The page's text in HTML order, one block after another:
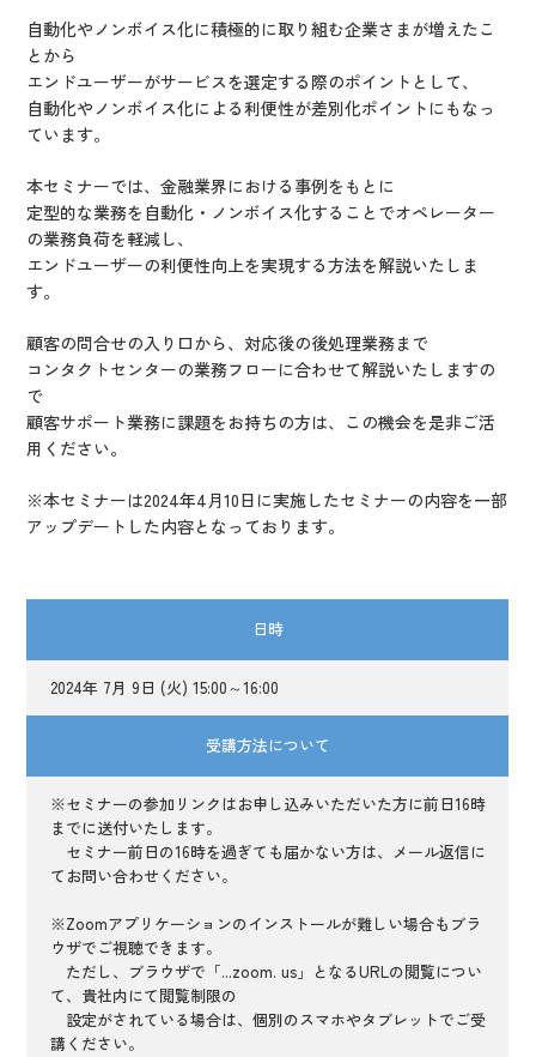
自動化やノンボイス化に積極的に取り組む企業さまが増えたこ
とから
エンドユーザーがサービスを選定する際のポイントとして、
自動化やノンボイス化による利便性が差別化ポイントにもなっ
ています。
本セミナーでは、金融業界における事例をもとに
定型的な業務を自動化・ノンボイス化することでオペレーター
の業務負荷を軽減し、
エンドユーザーの利便性向上を実現する方法を解説いたしま
す。
顧客の問合せの入り口から、対応後の後処理業務まで
コンタクトセンターの業務フローに合わせて解説いたしますの
で
顧客サポート業務に課題をお持ちの方は、この機会を是非ご活
用ください。
※本セミナーは2024年4月10日に実施したセミナーの内容を一部
アップデートした内容となっております。
日時
2024年 7月 9日 (火) 15:00～16:00
受講方法について
※セミナーの参加リンクはお申し込みいただいた方に前日16時
までに送付いたします。
セミナー前日の16時を過ぎても届かない方は、メール返信に
てお問い合わせください。
※Zoomアプリケーションのインストールが難しい場合もブラ
ウザでご視聴できます。
ただし、ブラウザで「...zoom. us」となるURLの閲覧につい
て、貴社内にて閲覧制限の
設定がされている場合は、個別のスマホやタブレットでご受
講ください。